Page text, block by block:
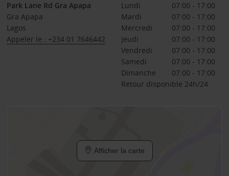
Park Lane Rd Gra Apapa
Gra Apapa
Lagos
Appeler le : +234 01 7646442
Lundi
07:00 - 17:00
Mardi
07:00 - 17:00
Mercredi
07:00 - 17:00
Jeudi
07:00 - 17:00
Vendredi
07:00 - 17:00
Samedi
07:00 - 17:00
Dimanche
07:00 - 17:00
Retour disponible 24h/24
Afficher la carte